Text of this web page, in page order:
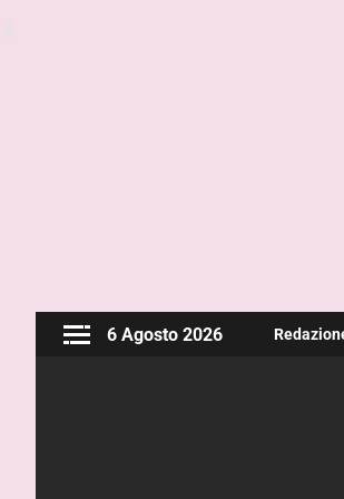
6 Agosto 2026